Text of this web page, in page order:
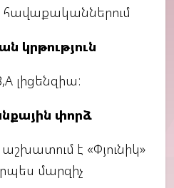
հավաքականներում
կրթություն
լիցենզիա:
փորձ
աշխատում է «Փյունիկ»
մարզիչ